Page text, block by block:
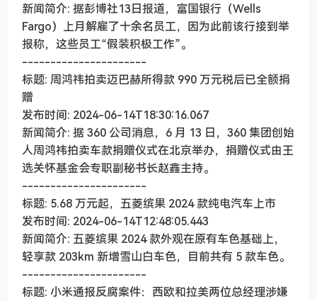
新闻简介: 据彭博社13日报道，富国银行（Wells
Fargo）上月解雇了十余名员工，因为此前该行接到举
报称，这些员工“假装积极工作”。
----------------------
标题: 周鸿祎拍卖迈巴赫所得款 990 万元税后已全额捐
赠
发布时间: 2024-06-14T18:30:16.067
新闻简介: 据 360 公司消息，6 月 13 日，360 集团创始
人周鸿祎拍卖车款捐赠仪式在北京举办，捐赠仪式由王
选关怀基金会专职副秘书长赵鑫主持。
----------------------
标题: 5.68 万元起，五菱缤果 2024 款纯电汽车上市
发布时间: 2024-06-14T12:48:05.443
新闻简介: 五菱缤果 2024 款外观在原有车色基础上，
轻享款 203km 新增雪山白车色，目前共有 5 款车色。
----------------------
标题: 小米通报反腐案件：西欧和拉美两位总经理涉嫌